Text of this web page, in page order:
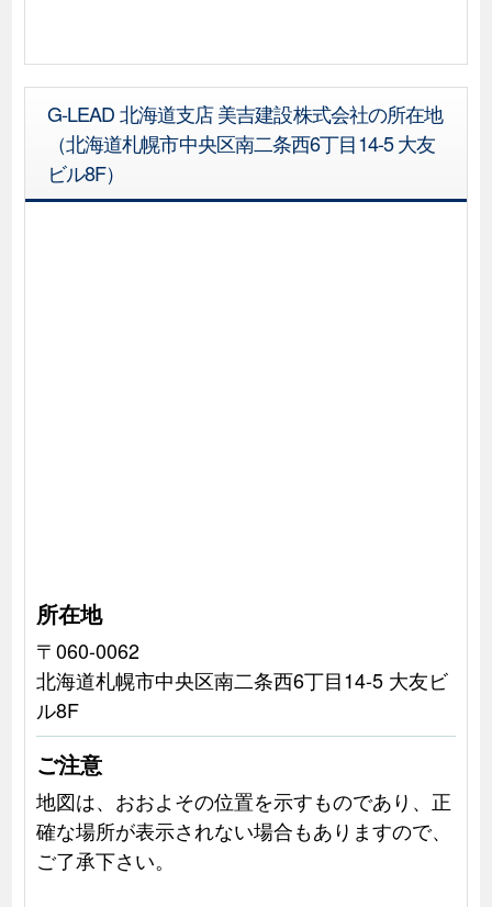
G-LEAD 北海道支店 美吉建設株式会社の所在地
（北海道札幌市中央区南二条西6丁目14-5 大友
ビル8F）
所在地
〒060-0062
北海道札幌市中央区南二条西6丁目14-5 大友ビ
ル8F
ご注意
地図は、おおよその位置を示すものであり、正
確な場所が表示されない場合もありますので、
ご了承下さい。